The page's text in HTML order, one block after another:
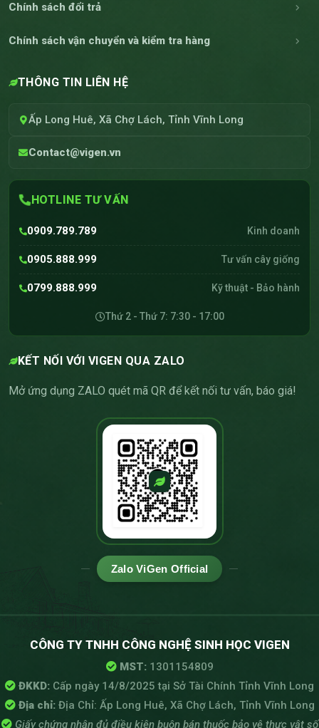
Chính sách đổi trả
Chính sách vận chuyển và kiểm tra hàng
THÔNG TIN LIÊN HỆ
Ấp Long Huê, Xã Chợ Lách, Tỉnh Vĩnh Long
Contact@vigen.vn
HOTLINE TƯ VẤN
0909.789.789 Kinh doanh
0905.888.999 Tư vấn cây giống
0799.888.999 Kỹ thuật - Bảo hành
Thứ 2 - Thứ 7: 7:30 - 17:00
KẾT NỐI VỚI VIGEN QUA ZALO
Mở ứng dụng ZALO quét mã QR để kết nối tư vấn, báo giá!
Zalo ViGen Official
CÔNG TY TNHH CÔNG NGHỆ SINH HỌC VIGEN
MST:1301154809
ĐKKD: Cấp ngày 14/8/2025 tại Sở Tài Chính Tỉnh Vĩnh Long
Địa chỉ:Địa Chỉ: Ấp Long Huê, Xã Chợ Lách, Tỉnh Vĩnh Long
Giấy chứng nhận đủ điều kiện buôn bán thuốc bảo vệ thực vật số